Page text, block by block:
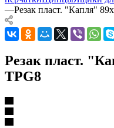
—Резак пласт. "Капля"
Резак пласт.
TPG8